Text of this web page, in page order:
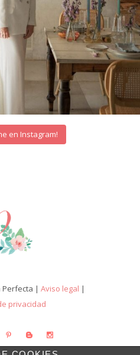
en Instagram!
| Aviso legal |
privacidad